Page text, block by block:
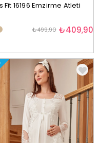
Fit 16196 Emzirme Atleti
₺409,90
₺499,90